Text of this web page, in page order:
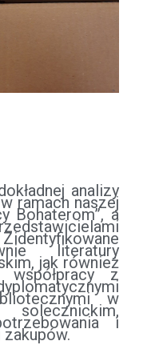
analizy
ramach naszej
Bohaterom”, a
literatury
jak również
współpracy z
w
i